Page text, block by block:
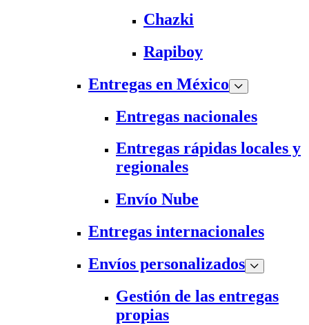
Chazki
Rapiboy
Entregas en México
Entregas nacionales
Entregas rápidas locales y
regionales
Envío Nube
Entregas internacionales
Envíos personalizados
Gestión de las entregas
propias